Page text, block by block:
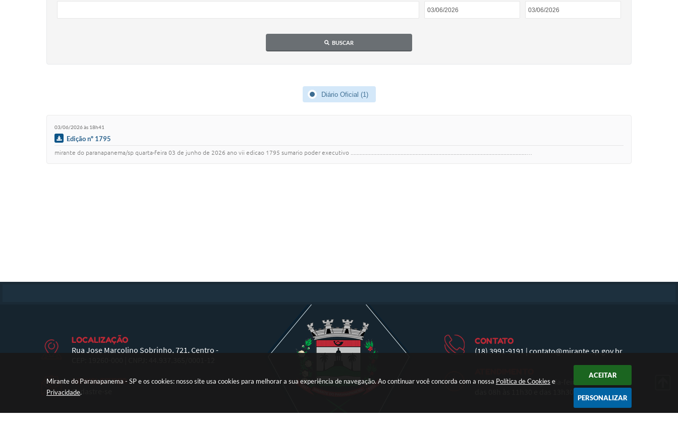
Mirante do Paranapanema - SP e os cookies: nosso site usa cookies para melhorar a sua experiência de navegação. Ao continuar você concorda com a nossa Política de Cookies e
Privacidade.
ACEITAR
PERSONALIZAR
BUSCAR
Diário Oficial (1)
03/06/2026 às 18h41
Edição nº 1795
mirante do paranapanema/sp quarta-feira 03 de junho de 2026 ano vii edicao 1795 sumario poder executivo ....................................................................................................................…
LOCALIZAÇÃO
Rua Jose Marcolino Sobrinho, 721, Centro -
NEWSLETTER
Cadastre-se
CONTATO
(18) 3991-9191 |contato@mirante.sp.gov.br
Atendimento de Segunda-feira a Sexta-feira
das 08h às 11h30 e das 13h30 às 17h